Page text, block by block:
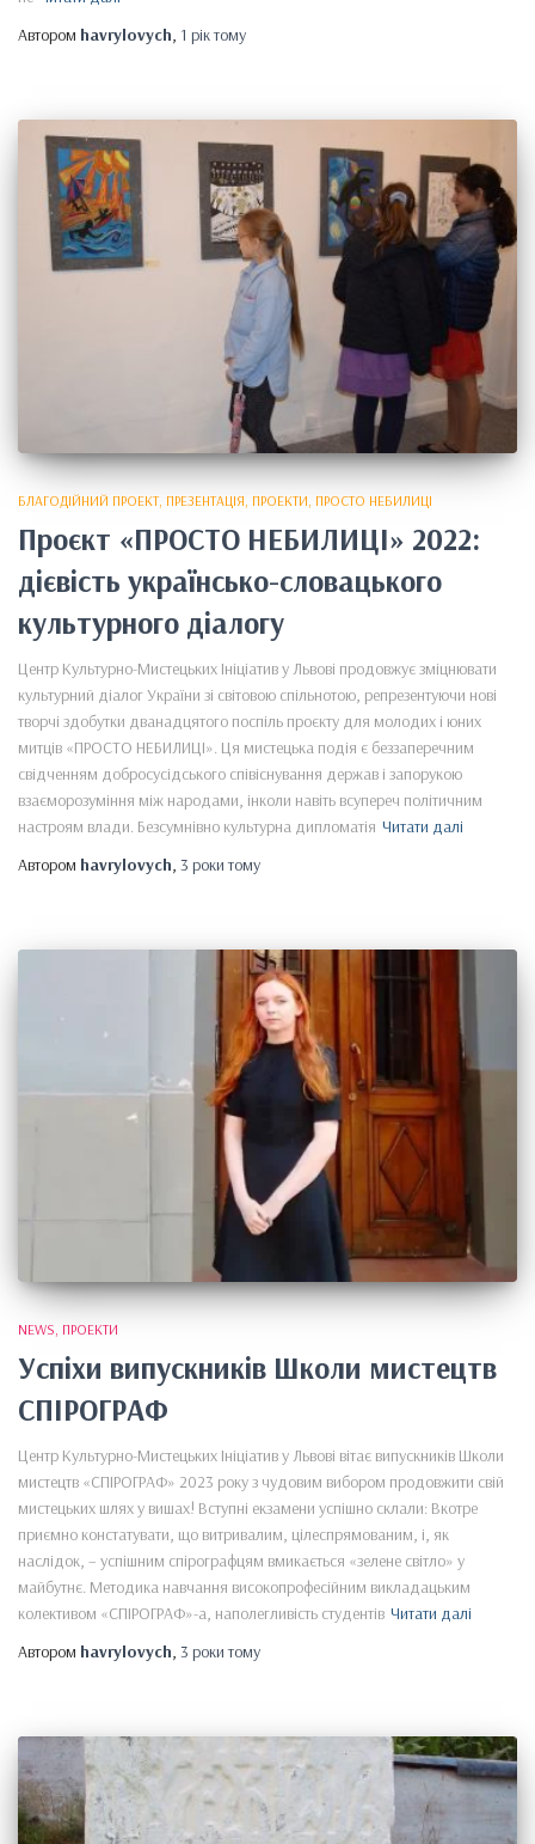
Автором havrylovych, 1 ріктому
БЛАГОДІЙНИЙ ПРОЕКТ ПРЕЗЕНТАЦІЯ ПРОЕКТИ ПРОСТО НЕБИЛИЦІ
Проєкт «ПРОСТО НЕБИЛИЦІ» 2022:
дієвість українсько-словацького
культурного діалогу
Центр Культурно-Мистецьких Ініціатив у Львові продовжує зміцнювати
культурний діалог України зі світовою спільнотою, репрезентуючи нові
творчі здобутки дванадцятого поспіль проєкту для молодих і юних
митців «ПРОСТО НЕБИЛИЦІ». Ця мистецька подія є беззаперечним
свідченням добросусідського співіснування держав і запорукою
взаєморозуміння між народами, інколи навіть всупереч політичним
настроям влади. Безсумнівно культурна дипломатія Читати далі
Автором havrylovych, 3 рокитому
NEWS ПРОЕКТИ
Успіхи випускників Школи мистецтв
СПІРОГРАФ
Центр Культурно-Мистецьких Ініціатив у Львові вітає випускників Школи
мистецтв «СПІРОГРАФ» 2023 року з чудовим вибором продовжити свій
мистецьких шлях у вишах! Вступні екзамени успішно склали: Вкотре
приємно констатувати, що витривалим, цілеспрямованим, і, як
наслідок, – успішним спірографцям вмикається «зелене світло» у
майбутнє. Методика навчання високопрофесійним викладацьким
колективом «СПІРОГРАФ»-а, наполегливість студентів Читати далі
Автором havrylovych, 3 рокитому